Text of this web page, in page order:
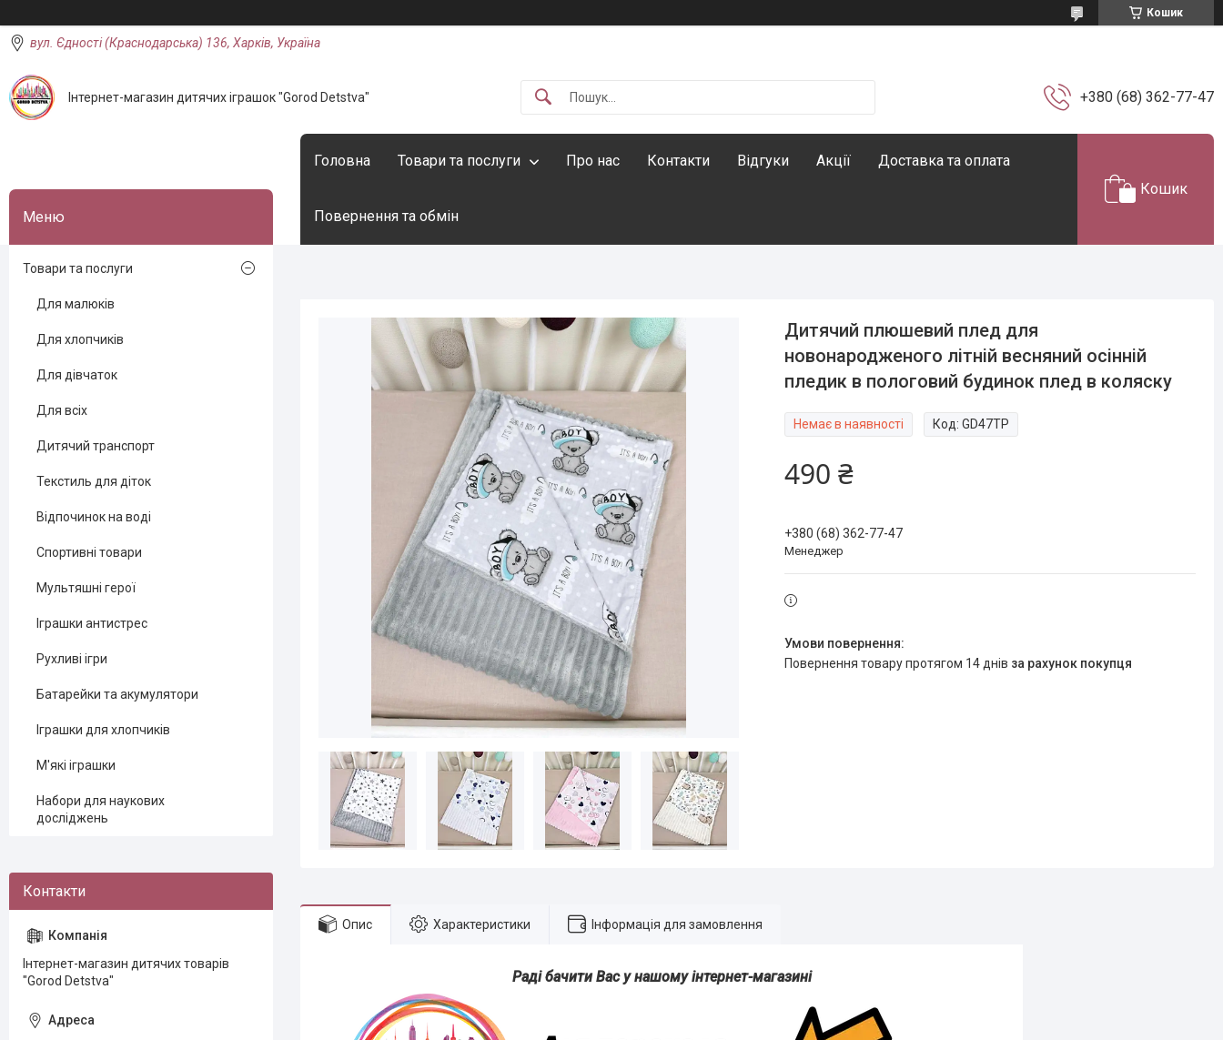
Кошик
вул. Єдності (Краснодарська) 136, Харків, Україна
Інтернет-магазин дитячих іграшок "Gorod Detstva" +380 (68) 362-77-47
Головна Товари та послуги Про нас Контакти Відгуки Акції Доставка та оплата
Повернення та обмін
Кошик
Дитячий плюшевий плед для
новонародженого літній весняний осінній
пледик в пологовий будинок плед в коляску
Немає в наявності Код:GD47TP
490 ₴
+380 (68) 362-77-47
Менеджер
повернення товару протягом 14 днів за рахунок покупця
Опис Характеристики Інформація для замовлення
Раді бачити Вас у нашому інтернет-магазині
Товари та послуги
Для малюків
Для хлопчиків
Для дівчаток
Для всіх
Дитячий транспорт
Текстиль для діток
Відпочинок на воді
Спортивні товари
Мультяшні герої
Іграшки антистрес
Рухливі ігри
Батарейки та акумулятори
Іграшки для хлопчиків
М'які іграшки
Набори для наукових
досліджень
Інтернет-магазин дитячих товарів
"Gorod Detstva"